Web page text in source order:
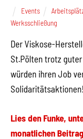
Events
Werksschließung
Der Viskose-
St.Pölten trotz
würden ihren Job
Solidaritätsaktionen!
Lies den Funke,
monatlichen